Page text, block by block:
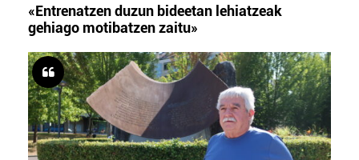
«Entrenatzen duzun bideetan lehiatzeak
gehiago motibatzen zaitu»